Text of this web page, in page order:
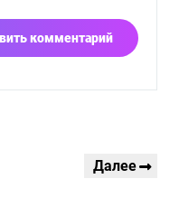
Следующая
Далее